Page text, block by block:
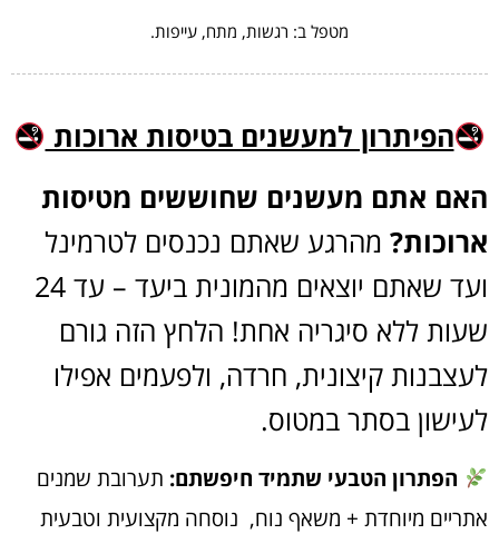
מטפל ב: רגשות, מתח, עייפות.
הפיתרון למעשנים בטיסות ארוכות
האם אתם מעשנים שחוששים מטיסות
ארוכות? מהרגע שאתם נכנסים לטרמינל
ועד שאתם יוצאים מהמונית ביעד – עד 24
שעות ללא סיגריה אחת! הלחץ הזה גורם
לעצבנות קיצונית, חרדה, ולפעמים אפילו
לעישון בסתר במטוס.
הפתרון הטבעי שתמיד חיפשתם: תערובת שמנים
אתריים מיוחדת + משאף נוח, נוסחה מקצועית וטבעית